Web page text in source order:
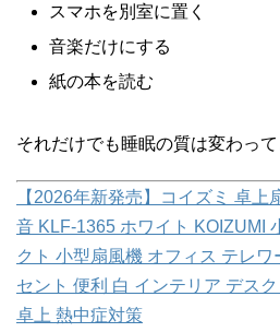
スマホを別室に置く
音楽だけにする
紙の本を読む
それだけでも睡眠の質は変わって
【2026年新発売】コイズミ 卓
音 KLF-1365 ホワイト KOIZUMI
クト 小型扇風機 オフィス テレ
セント 便利 白 インテリア デス
卓上 熱中症対策